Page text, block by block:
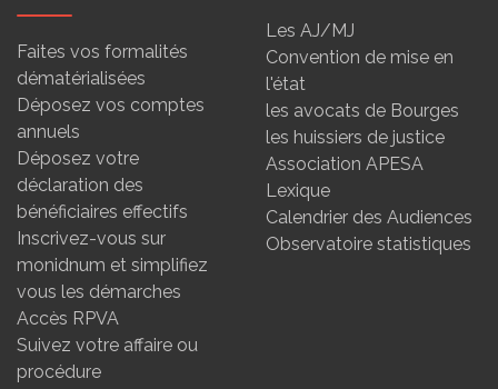
Faites vos formalités
dématérialisées
Déposez vos comptes
annuels
Déposez votre
déclaration des
bénéficiaires effectifs
Inscrivez-vous sur
monidnum et simplifiez
vous les démarches
Accès RPVA
Suivez votre affaire ou
procédure
Les AJ/MJ
Convention de mise en
l'état
les avocats de Bourges
les huissiers de justice
Association APESA
Lexique
Calendrier des Audiences
Observatoire statistiques